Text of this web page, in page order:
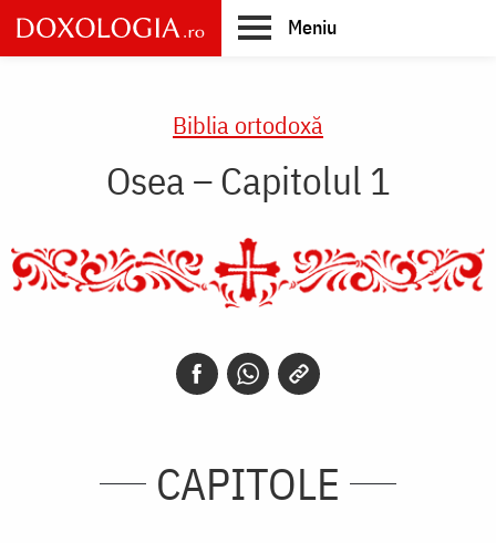
Skip
to
main
Meniu
Biblia ortodoxă
Osea – Capitolul 1
CAPITOLE